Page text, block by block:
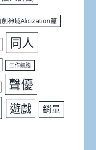
劍神域Alicization篇
同人
工作細胞
聲優
遊戲 銷量